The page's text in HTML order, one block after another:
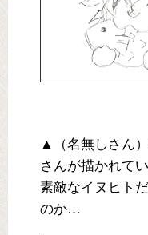
▲（名無しさん
さんが描かれて
素敵なイヌヒト
のか…